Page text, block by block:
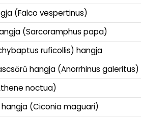
(Falco vespertinus)
(Sarcoramphus papa)
ruficollis) hangja
hangja (Anorrhinus galeritus)
noctua)
(Ciconia maguari)